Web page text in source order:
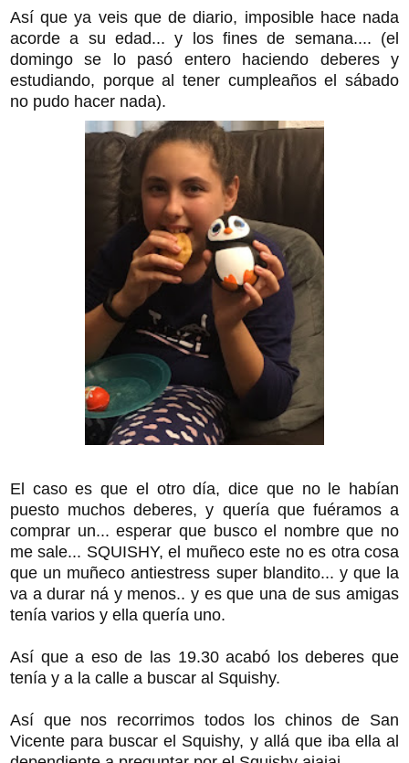
Así que ya veis que de diario, imposible hace nada
acorde a su edad... y los fines de semana.... (el
domingo se lo pasó entero haciendo deberes y
estudiando, porque al tener cumpleaños el sábado
no pudo hacer nada).
El caso es que el otro día, dice que no le habían
puesto muchos deberes, y quería que fuéramos a
comprar un... esperar que busco el nombre que no
me sale... SQUISHY, el muñeco este no es otra cosa
que un muñeco antiestress super blandito... y que la
va a durar ná y menos.. y es que una de sus amigas
tenía varios y ella quería uno.
Así que a eso de las 19.30 acabó los deberes que
tenía y a la calle a buscar al Squishy.
Así que nos recorrimos todos los chinos de San
Vicente para buscar el Squishy, y allá que iba ella al